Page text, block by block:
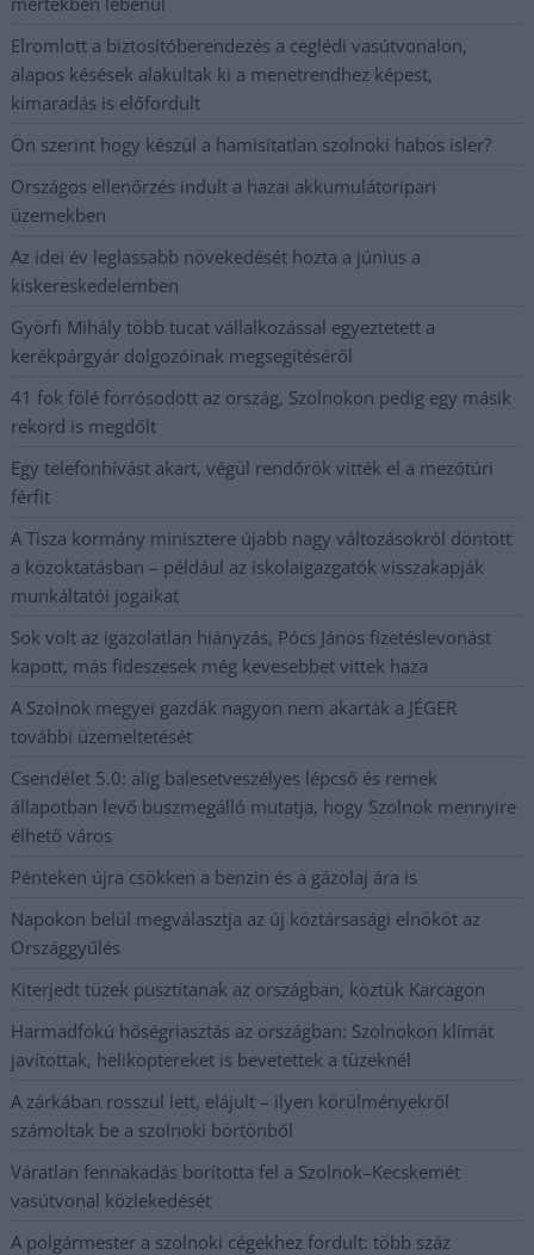
Elromlott a biztosítóberendezés a ceglédi vasútvonalon,
alapos késések alakultak ki a menetrendhez képest,
kimaradás is előfordult
Ön szerint hogy készül a hamisítatlan szolnoki habos isler?
Országos ellenőrzés indult a hazai akkumulátoripari
üzemekben
Az idei év leglassabb növekedését hozta a június a
kiskereskedelemben
Györfi Mihály több tucat vállalkozással egyeztetett a
kerékpárgyár dolgozóinak megsegítéséről
41 fok fölé forrósodott az ország, Szolnokon pedig egy másik
rekord is megdőlt
Egy telefonhívást akart, végül rendőrök vitték el a mezőtúri
férfit
A Tisza kormány minisztere újabb nagy változásokról döntött
a közoktatásban – például az iskolaigazgatók visszakapják
munkáltatói jogaikat
Sok volt az igazolatlan hiányzás, Pócs János fizetéslevonást
kapott, más fideszesek még kevesebbet vittek haza
A Szolnok megyei gazdák nagyon nem akarták a JÉGER
további üzemeltetését
Csendélet 5.0: alig balesetveszélyes lépcső és remek
állapotban levő buszmegálló mutatja, hogy Szolnok mennyire
élhető város
Pénteken újra csökken a benzin és a gázolaj ára is
Napokon belül megválasztja az új köztársasági elnököt az
Országgyűlés
Kiterjedt tüzek pusztítanak az országban, köztük Karcagon
Harmadfokú hőségriasztás az országban: Szolnokon klímát
javítottak, helikoptereket is bevetettek a tüzeknél
A zárkában rosszul lett, elájult – ilyen körülményekről
számoltak be a szolnoki börtönből
Váratlan fennakadás borította fel a Szolnok–Kecskemét
vasútvonal közlekedését
A polgármester a szolnoki cégekhez fordult: több száz